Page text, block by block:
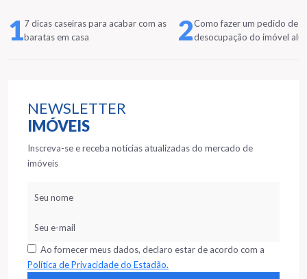
17 dicas caseiras para acabar com as
baratas em casa
2Como fazer um pedido de
desocupação do imóvel
NEWSLETTER
IMÓVEIS
Inscreva-se e receba notícias atualizadas do mercado de
imóveis
Ao fornecer meus dados, declaro estar de acordo com a
Política de Privacidade do Estadão.